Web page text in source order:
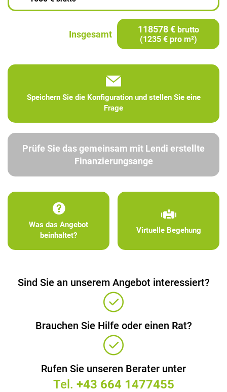
Insgesamt 118578 € brutto
(1235 € pro m²)
Speichern Sie die Konfiguration und stellen Sie eine
Frage
Prüfe Sie das gemeinsam mit Lendi erstellte
Finanzierungsange
Was das Angebot
beinhaltet?
Virtuelle Begehung
Sind Sie an unserem Angebot interessiert?
Brauchen Sie Hilfe oder einen Rat?
Rufen Sie unseren Berater unter
Tel. +43 664 1477455